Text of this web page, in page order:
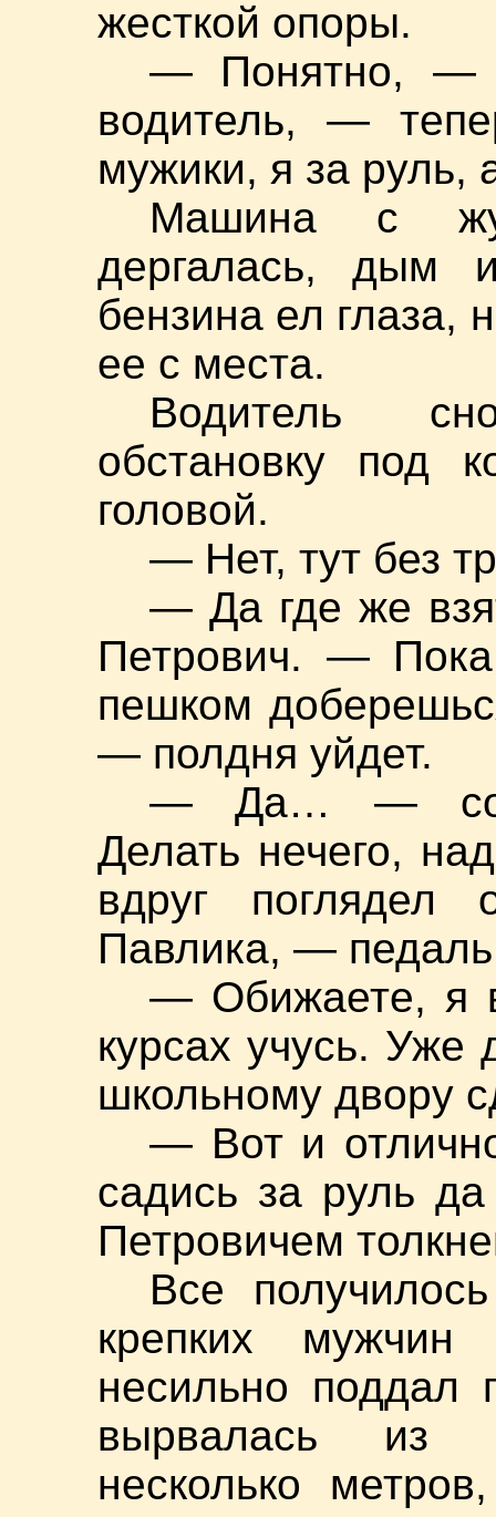
жесткой опоры.
— Понятно, —
водитель, —
мужики, я за руль,
Машина с
дергалась, дым
бензина ел глаза,
ее с места.
Водитель
обстановку под
головой.
— Нет, тут без
— Да где же
Петрович. —
пешком
— полдня уйдет.
— Да… —
Делать нечего,
вдруг
Павлика, —
— Обижаете, я
курсах учусь. Уже
школьному двору
— Вот и
садись за руль
Петровичем
Все
крепких мужчин
несильно поддал
вырвалась из
несколько